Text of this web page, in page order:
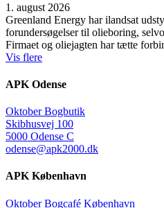
1. august 2026
Greenland Energy har ilandsat
forundersøgelser til olieboring,
Firmaet og oliejagten har tætte
Vis flere
APK Odense
Oktober Bogbutik
Skibhusvej 100
5000 Odense C
odense@apk2000.dk
APK København
Oktober Bogcafé København